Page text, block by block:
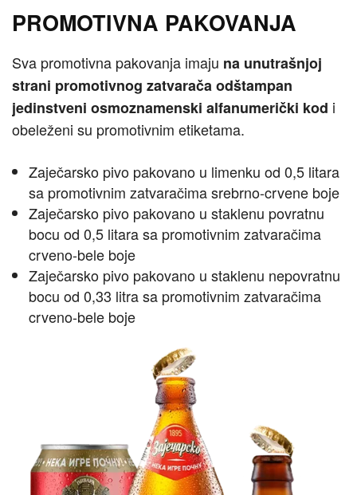
PROMOTIVNA PAKOVANJA
Sva promotivna pakovanja imaju na unutrašnjoj
strani promotivnog zatvarača odštampan
jedinstveni osmoznamenski alfanumerički kod i
obeleženi su promotivnim etiketama.
Zaječarsko pivo pakovano u limenku od 0,5 litara
sa promotivnim zatvaračima srebrno-crvene boje
Zaječarsko pivo pakovano u staklenu povratnu
bocu od 0,5 litara sa promotivnim zatvaračima
crveno-bele boje
Zaječarsko pivo pakovano u staklenu nepovratnu
bocu od 0,33 litra sa promotivnim zatvaračima
crveno-bele boje